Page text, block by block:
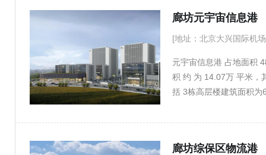
廊坊元宇宙信息港
[地址：北京大兴国际机
元宇宙信息港 占地面积
积 约 为 14.07万 平米，
括 3栋高层楼建筑面积
企业，软件及信息技术
廊坊综保区物流港